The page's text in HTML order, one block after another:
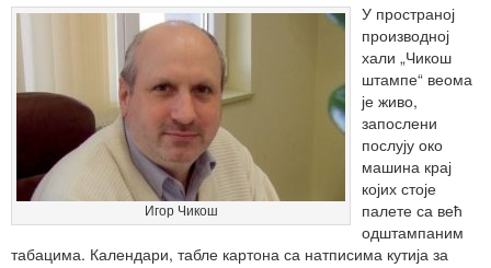
Игор Чикош
У пространој
производној
хали „Чикош
штампе“ веома
је живо,
запослени
послују око
машина крај
којих стоје
палете са већ
одштампаним
табацима. Календари, табле картона са натписима кутија за